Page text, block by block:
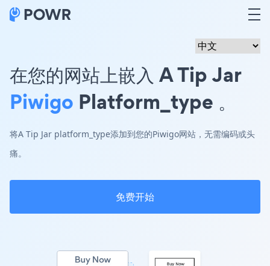
在您的网站上嵌入 A Tip Jar
Piwigo Platform_type 。
将A Tip Jar platform_type添加到您的Piwigo网站，无需编码或头
痛。
免费开始